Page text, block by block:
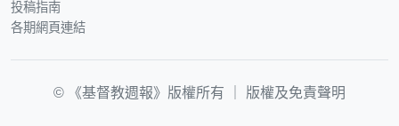
投稿指南
各期網頁連結
© 《基督教週報》版權所有 ｜ 版權及免責聲明